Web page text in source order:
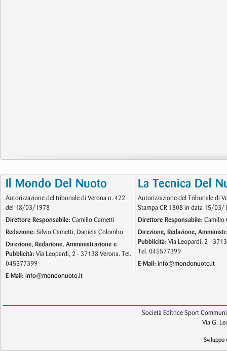
Il Mondo Del Nuoto
Autorizzazione del tribunale di Verona n. 422
del 18/03/1978
Direttore Responsabile: Camillo Cametti
Redazione: Silvio Cametti, Daniela Colombo
Direzione, Redazione, Amministrazione e
Pubblicità: Via Leopardi, 2 - 37138 Verona. Tel.
045577399
E-Mail: info@mondonuoto.it
La Tecnica Del
Autorizzazione del Tribunale di
Stampa CR 1808 in data 15/03/
Direttore Responsabile: Camillo
Direzione, Redazione,
Pubblicità: Via Leopardi, 2 -
Tel. 045577399
E-Mail: info@mondonuoto.it
Società Editrice Sport
Via G.
Sviluppo